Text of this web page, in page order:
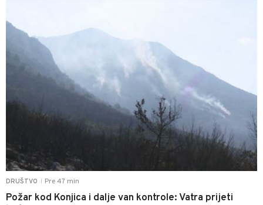
DRUŠTVO Pre 47 min
Požar kod Konjica i dalje van kontrole: Vatra prijeti